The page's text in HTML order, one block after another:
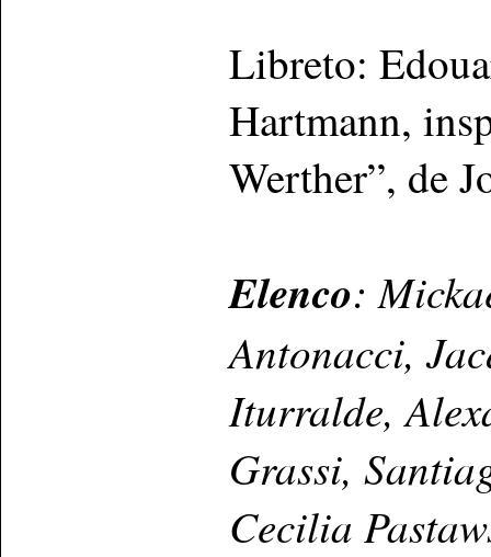
Libreto:
Hartmann,
Werther”, de
Elenco:
Antonacci,
Iturralde,
Grassi,
Cecilia